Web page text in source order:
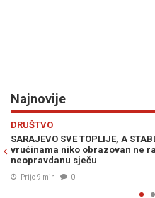
Najnovije
NESTAJU: „Sadnju na
radi“, stručnjaci upozoravaju
Previous